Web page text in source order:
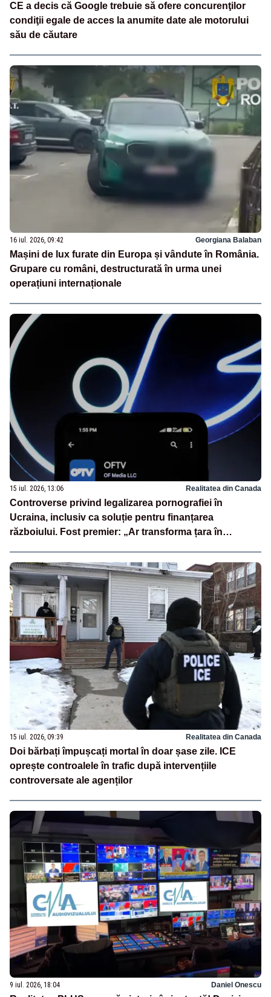
CE a decis că Google trebuie să ofere concurenţilor
condiţii egale de acces la anumite date ale motorului
său de căutare
16 iul. 2026, 09:42 Georgiana Balaban
Mașini de lux furate din Europa și vândute în România.
Grupare cu români, destructurată în urma unei
operațiuni internaționale
15 iul. 2026, 13:06 Realitatea din Canada
Controverse privind legalizarea pornografiei în
Ucraina, inclusiv ca soluție pentru finanțarea
războiului. Fost premier: „Ar transforma țara în
15 iul. 2026, 09:39 Realitatea din Canada
Doi bărbați împușcați mortal în doar șase zile. ICE
oprește controalele în trafic după intervențiile
controversate ale agenților
9 iul. 2026, 18:04 Daniel Onescu